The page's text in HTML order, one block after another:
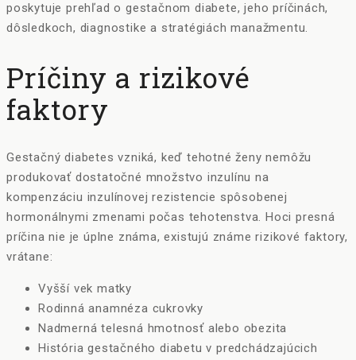
poskytuje prehľad o gestačnom diabete, jeho príčinách,
dôsledkoch, diagnostike a stratégiách manažmentu.
Príčiny a rizikové
faktory
Gestačný diabetes vzniká, keď tehotné ženy nemôžu
produkovať dostatočné množstvo inzulínu na
kompenzáciu inzulínovej rezistencie spôsobenej
hormonálnymi zmenami počas tehotenstva. Hoci presná
príčina nie je úplne známa, existujú známe rizikové faktory,
vrátane:
Vyšší vek matky
Rodinná anamnéza cukrovky
Nadmerná telesná hmotnosť alebo obezita
História gestačného diabetu v predchádzajúcich